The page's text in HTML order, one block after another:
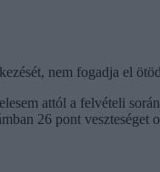
nem fogadja el
attól a felvételi
26 pont